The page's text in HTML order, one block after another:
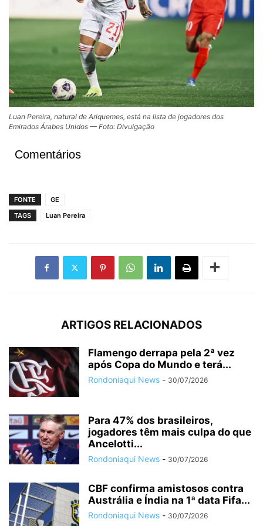
Luan Pereira, natural de Ariquemes, está na lista de jogadores dos
Emirados Árabes Unidos — Foto: Divulgação
Comentários
FONTE
GE
TAGS
Luan Pereira
ARTIGOS RELACIONADOS
Flamengo derrapa pela 2ª vez
após Copa do Mundo e terá...
Rondoniaqui News - 30/07/2026
Para 47% dos brasileiros,
jogadores têm mais culpa do que
Ancelotti...
Rondoniaqui News - 30/07/2026
CBF confirma amistosos contra
Austrália e Índia na 1ª data Fifa...
Rondoniaqui News - 30/07/2026